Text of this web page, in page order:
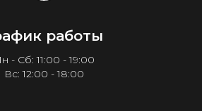
работы
- Сб: 11:00 - 19:00
Вс: 12:00 - 18:00